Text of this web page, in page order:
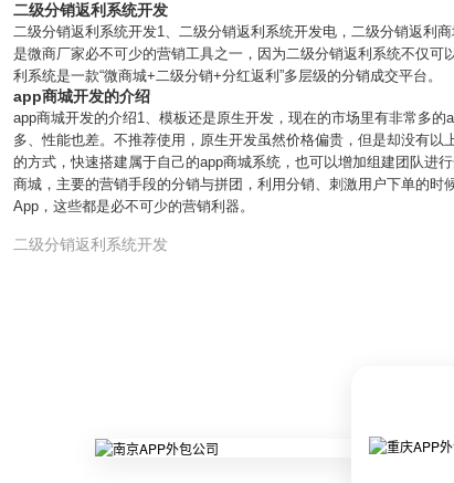
二级分销返利系统开发
二级分销返利系统开发1、二级分销返利系统开发电，二级分销返利
是微商厂家必不可少的营销工具之一，因为二级分销返利系统不仅
利系统是一款“微商城+二级分销+分红返利”多层级的分销成交平台。
app商城开发的介绍
app商城开发的介绍1、模板还是原生开发，现在的市场里有非常多
多、性能也差。不推荐使用，原生开发虽然价格偏贵，但是却没有
的方式，快速搭建属于自己的app商城系统，也可以增加组建团队进
商城，主要的营销手段的分销与拼团，利用分销、刺激用户下单的
App，这些都是必不可少的营销利器。
二级分销返利系统开发